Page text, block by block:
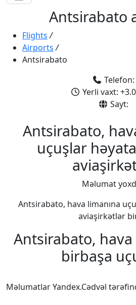
Antsirabato
Flights /
Airports /
Antsirabato
Telefon:
Yerli vaxt:
Sayt:
Antsirabato,
uçuşlar
Məlumat
Antsirabato, hava limanına
aviaşirkətlər
Antsirabato, hava
birbaşa
Məlumatlar Yandex.Cədvəl